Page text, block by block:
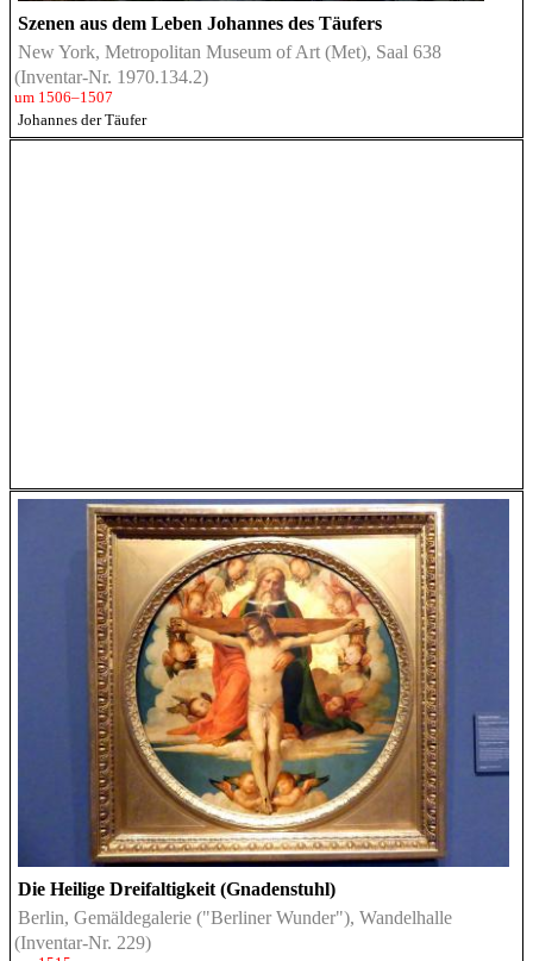
Szenen aus dem Leben Johannes des Täufers
New York, Metropolitan Museum of Art (Met), Saal 638
(Inventar-Nr. 1970.134.2)
um 1506–1507
Johannes der Täufer
Die Heilige Dreifaltigkeit (Gnadenstuhl)
Berlin, Gemäldegalerie ("Berliner Wunder"), Wandelhalle
(Inventar-Nr. 229)